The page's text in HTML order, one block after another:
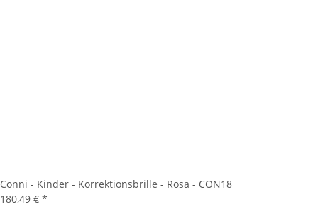
Conni - Kinder - Korrektionsbrille - Rosa - CON18
180,49 € *